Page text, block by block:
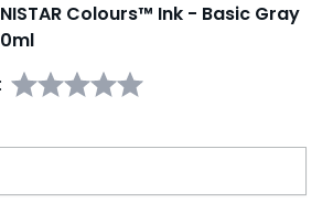
Colours™ Ink - Basic Gray